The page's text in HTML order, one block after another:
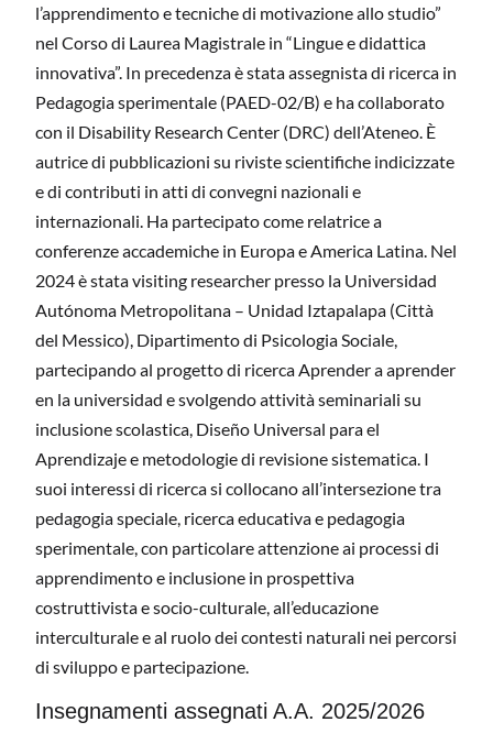
l’apprendimento e tecniche di motivazione allo studio”
nel Corso di Laurea Magistrale in “Lingue e didattica
innovativa”. In precedenza è stata assegnista di ricerca in
Pedagogia sperimentale (PAED-02/B) e ha collaborato
con il Disability Research Center (DRC) dell’Ateneo. È
autrice di pubblicazioni su riviste scientifiche indicizzate
e di contributi in atti di convegni nazionali e
internazionali. Ha partecipato come relatrice a
conferenze accademiche in Europa e America Latina. Nel
2024 è stata visiting researcher presso la Universidad
Autónoma Metropolitana – Unidad Iztapalapa (Città
del Messico), Dipartimento di Psicologia Sociale,
partecipando al progetto di ricerca Aprender a aprender
en la universidad e svolgendo attività seminariali su
inclusione scolastica, Diseño Universal para el
Aprendizaje e metodologie di revisione sistematica. I
suoi interessi di ricerca si collocano all’intersezione tra
pedagogia speciale, ricerca educativa e pedagogia
sperimentale, con particolare attenzione ai processi di
apprendimento e inclusione in prospettiva
costruttivista e socio-culturale, all’educazione
interculturale e al ruolo dei contesti naturali nei percorsi
di sviluppo e partecipazione.
Insegnamenti assegnati A.A. 2025/2026